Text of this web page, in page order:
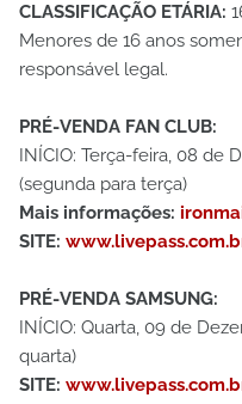
CLASSIFICAÇÃO ETÁRIA:
Menores de 16 anos
responsável legal.
PRÉ-VENDA FAN CLUB:
INÍCIO: Terça-feira, 08 de
(segunda para terça)
Mais informações:
SITE:
PRÉ-VENDA SAMSUNG:
INÍCIO: Quarta, 09 de
quarta)
SITE: